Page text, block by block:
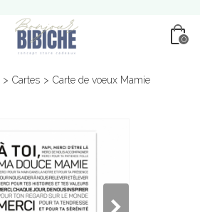
0
> Cartes > Carte de voeux Mamie